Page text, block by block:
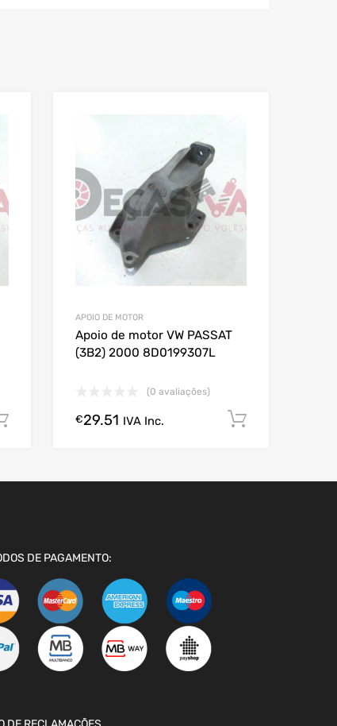
Comprar Agora!
APOIO DE MOTOR
Apoio de motor VW PASSAT
(3B2) 2000 8D0199307L
(0 avaliações)
€29.51 IVA Inc.
DE PAGAMENTO: